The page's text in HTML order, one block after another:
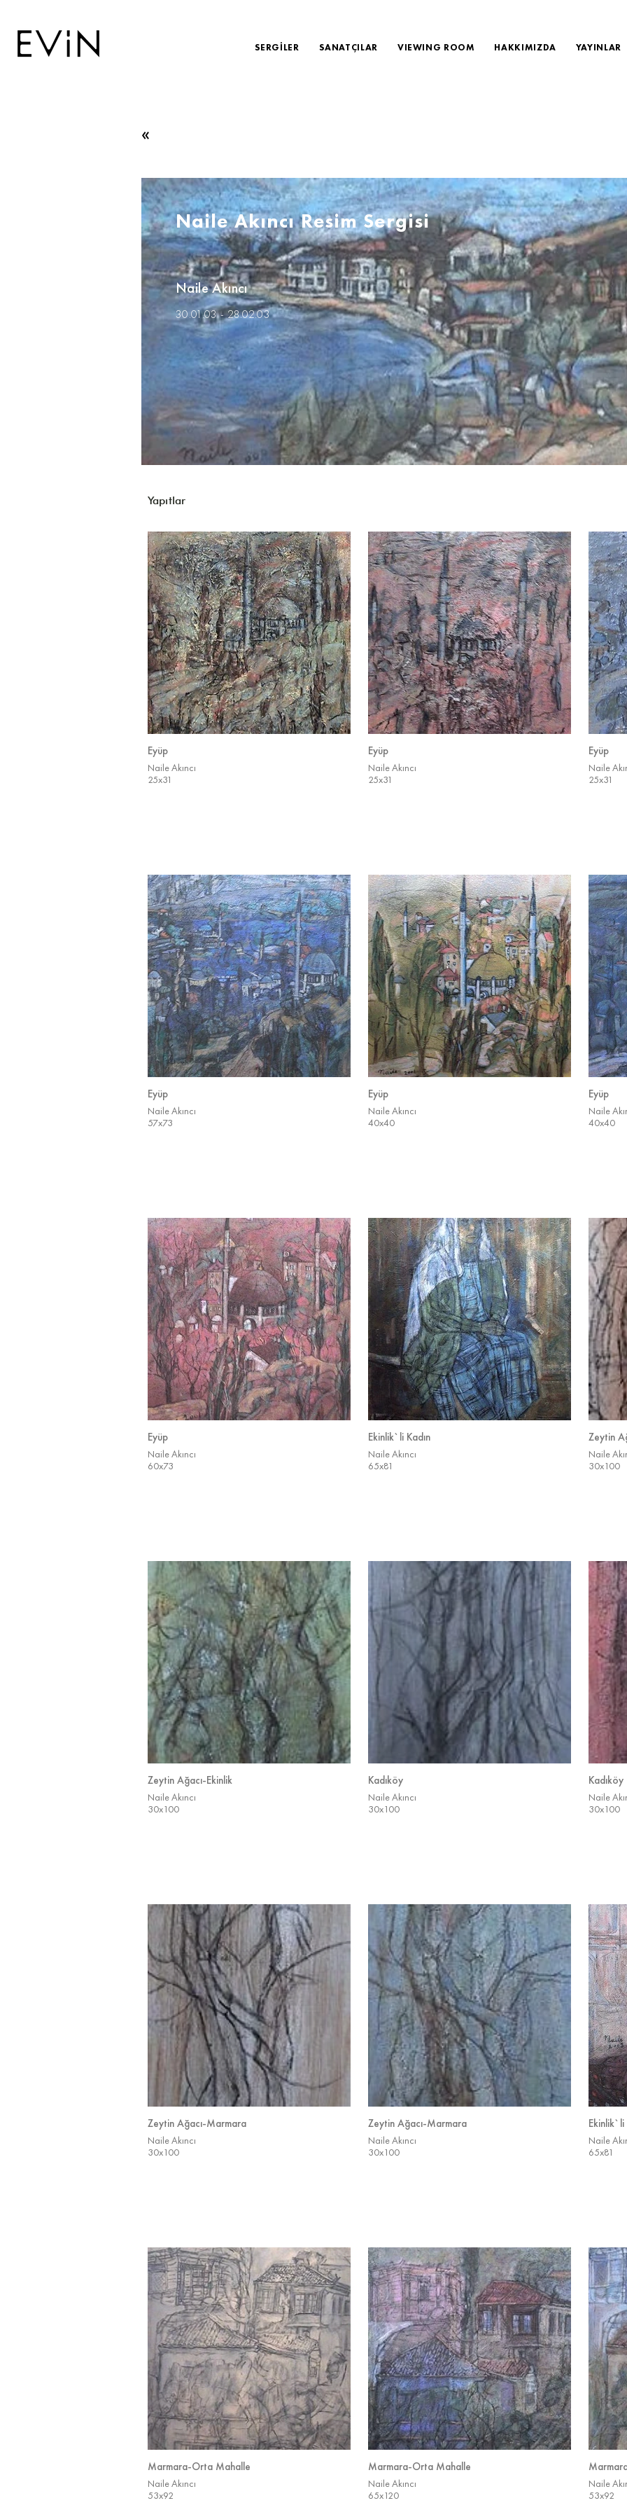
SERGİLER SANATÇILAR VIEWING ROOM HAKKIMIZDA YAYINLAR
«
Naile Akıncı Resim Sergisi
Naile Akıncı
30.01.03 - 28.02.03
Yapıtlar
Eyüp
Naile Akıncı
25x31
Eyüp
Naile Akıncı
25x31
Eyüp
Naile
25x31
Eyüp
Naile Akıncı
57x73
Eyüp
Naile Akıncı
40x40
Eyüp
Naile
40x40
Eyüp
Naile Akıncı
60x73
Ekinlik`li Kadın
Naile Akıncı
65x81
Zeytin
Naile
30x100
Zeytin Ağacı-Ekinlik
Naile Akıncı
30x100
Kadıköy
Naile Akıncı
30x100
Kadıköy
Naile
30x100
Zeytin Ağacı-Marmara
Naile Akıncı
30x100
Zeytin Ağacı-Marmara
Naile Akıncı
30x100
Ekinlik`li
Naile
65x81
Marmara-Orta Mahalle
Naile Akıncı
53x92
Marmara-Orta Mahalle
Naile Akıncı
65x120
Naile
53x92